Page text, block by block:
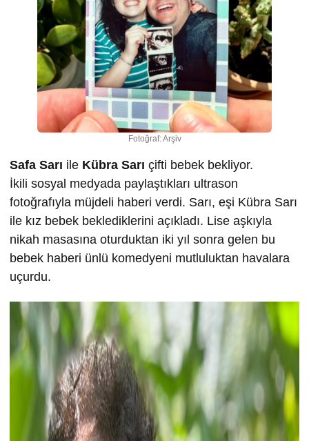
Fotoğraf: Arşiv
Safa Sarı ile Kübra Sarı çifti bebek bekliyor.
İkili sosyal medyada paylaştıkları ultrason
fotoğrafıyla müjdeli haberi verdi. Sarı, eşi Kübra Sarı
ile kız bebek beklediklerini açıkladı. Lise aşkıyla
nikah masasına oturduktan iki yıl sonra gelen bu
bebek haberi ünlü komedyeni mutluluktan havalara
uçurdu.